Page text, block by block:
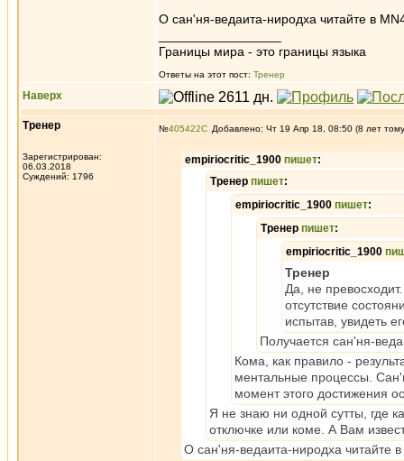
О сан'ня-ведаита-ниродха читайте в
Границы мира - это границы языка
Ответы на этот пост: Тренер
Наверх
Тренер
Зарегистрирован:
06.03.2018
Суждений: 1796
№405422 Добавлено: Чт 19 Апр 18, 08:50 (8 лет
empiriocritic_1900 пишет:
Тренер пишет:
empiriocritic_1900 пишет:
Тренер пишет:
empiriocritic_1900
Тренер
Да, не
отсутствие
испытав, увидеть
Получается сан'ня-
Кома, как правило -
ментальные процессы.
момент этого достижения
Я не знаю ни одной сутты, где
отключке или коме. А Вам
О сан'ня-ведаита-ниродха читайте